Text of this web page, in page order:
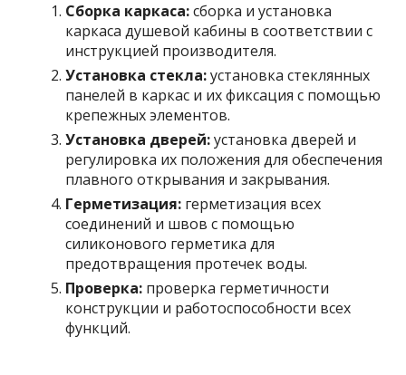
Сборка каркаса:сборка и установка
каркаса душевой кабины в соответствии с
инструкцией производителя.
Установка стекла:установка стеклянных
панелей в каркас и их фиксация с помощью
крепежных элементов.
Установка дверей:установка дверей и
регулировка их положения для обеспечения
плавного открывания и закрывания.
Герметизация: герметизация всех
соединений и швов с помощью
силиконового герметика для
предотвращения протечек воды.
Проверка: проверка герметичности
конструкции и работоспособности всех
функций.